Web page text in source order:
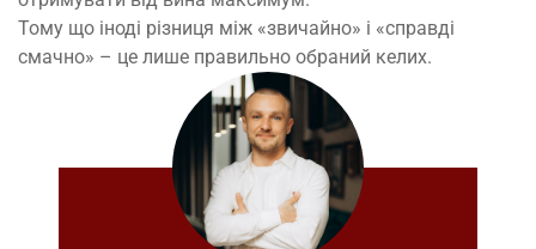
Тому що іноді різниця між «звичайно» і «справді
смачно» – це лише правильно обраний келих.